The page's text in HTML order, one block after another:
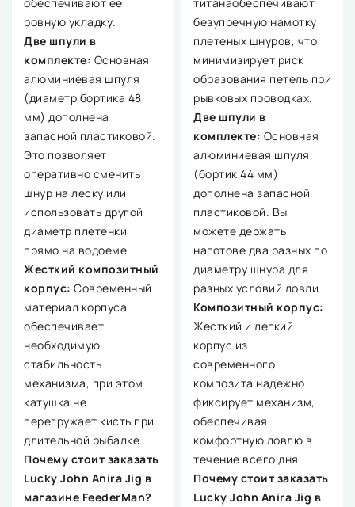
ровную укладку.
Две шпули в
комплекте: Основная
алюминиевая шпуля
(диаметр бортика 48
мм) дополнена
запасной пластиковой.
Это позволяет
оперативно сменить
шнур на леску или
использовать другой
диаметр плетенки
прямо на водоеме.
Жесткий композитный
корпус: Современный
материал корпуса
обеспечивает
необходимую
стабильность
механизма, при этом
катушка не
перегружает кисть при
длительной рыбалке.
Почему стоит заказать
Lucky John Anira Jig в
магазине FeederMan?
безупречную намотку
плетеных шнуров, что
минимизирует риск
образования петель при
рывковых проводках.
Две шпули в
комплекте: Основная
алюминиевая шпуля
(бортик 44 мм)
дополнена запасной
пластиковой. Вы
можете держать
наготове два разных по
диаметру шнура для
разных условий ловли.
Композитный корпус:
Жесткий и легкий
корпус из
современного
композита надежно
фиксирует механизм,
обеспечивая
комфортную ловлю в
течение всего дня.
Почему стоит заказать
Lucky John Anira Jig в